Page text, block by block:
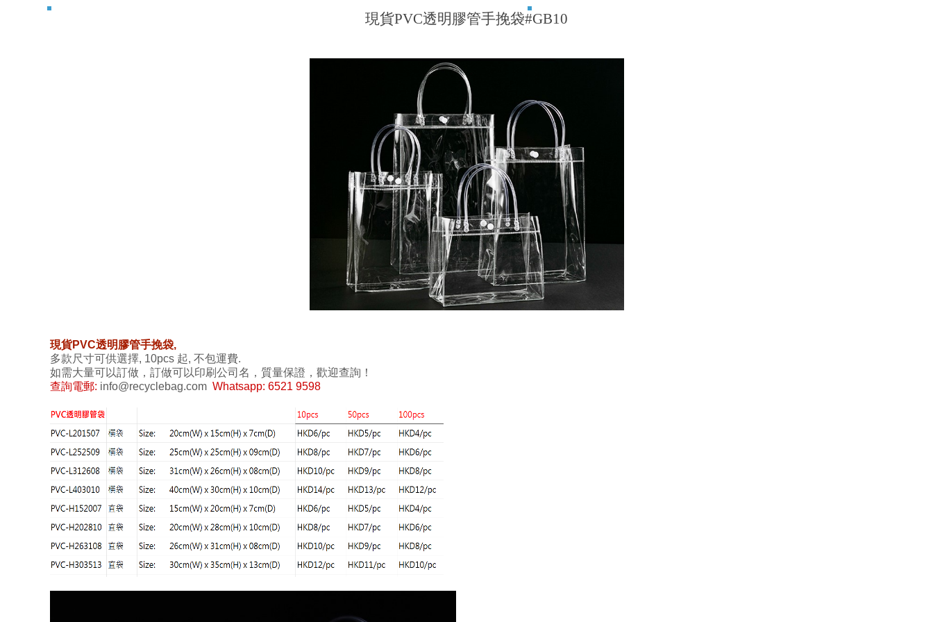
現貨PVC透明膠管手挽袋#GB10
現貨PVC透明膠管手挽袋,
多款尺寸可供選擇, 10pcs 起, 不包運費.
如需大量可以訂做，訂做可以印刷公司名，質量保證，歡迎查詢！
查詢電郵: info@recyclebag.com Whatsapp: 6521 9598